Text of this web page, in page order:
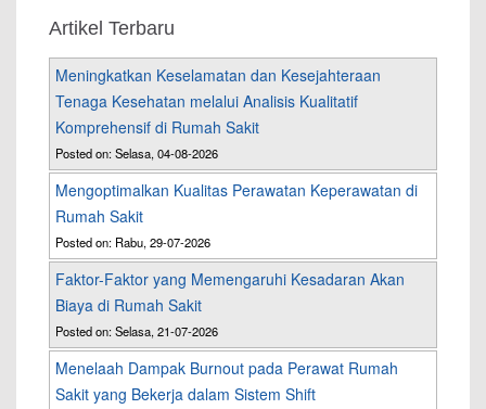
Artikel Terbaru
Meningkatkan Keselamatan dan Kesejahteraan
Tenaga Kesehatan melalui Analisis Kualitatif
Komprehensif di Rumah Sakit
Posted on: Selasa, 04-08-2026
Mengoptimalkan Kualitas Perawatan Keperawatan di
Rumah Sakit
Posted on: Rabu, 29-07-2026
Faktor-Faktor yang Memengaruhi Kesadaran Akan
Biaya di Rumah Sakit
Posted on: Selasa, 21-07-2026
Menelaah Dampak Burnout pada Perawat Rumah
Sakit yang Bekerja dalam Sistem Shift